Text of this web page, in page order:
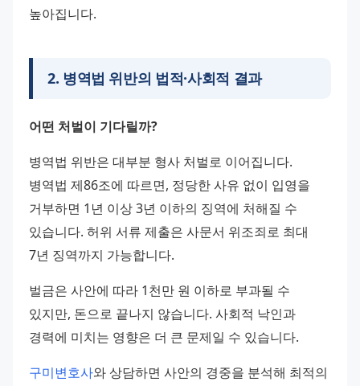
높아집니다.
2. 병역법 위반의 법적·사회적 결과
어떤 처벌이 기다릴까?
병역법 위반은 대부분 형사 처벌로 이어집니다.
병역법 제86조에 따르면, 정당한 사유 없이 입영을
거부하면 1년 이상 3년 이하의 징역에 처해질 수
있습니다. 허위 서류 제출은 사문서 위조죄로 최대
7년 징역까지 가능합니다.
벌금은 사안에 따라 1천만 원 이하로 부과될 수
있지만, 돈으로 끝나지 않습니다. 사회적 낙인과
경력에 미치는 영향은 더 큰 문제일 수 있습니다.
구미변호사와 상담하면 사안의 경중을 분석해 최적의